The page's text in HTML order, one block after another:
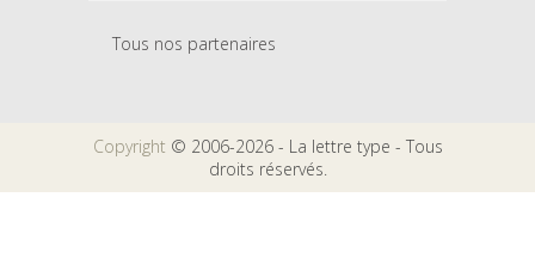
Tous nos partenaires
Copyright © 2006-2026 - La lettre type - Tous
droits réservés.